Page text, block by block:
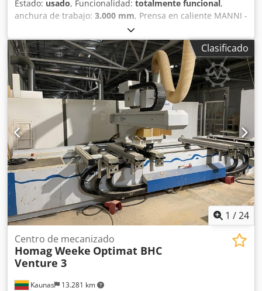
de canto: – Para PVC: 135 mm² – Para chapa: 100 mm² –
Diámetro máximo de rollo: 830 mm – Material de canto en
tiras: 0,4 – 8 mm – Sección máxima de canto: – Para tiras:
360 mm² – Avance: 8 – 14 m/min – Avance máximo con
fresadora de perfil: 11 m/min – Altura de trabajo: 950 mm
– Conexión neumática: mínimo 6 bar – Longitud total: 5.573
mm Descripción completa: véase pdf
Estado: usado, Funcionalidad: totalmente funcional,
anchura de trabajo: 3.000 mm, Prensa en caliente MANNI -
Dimensiones de la mesa: 3000x1300 mm - 6 cilindros -
Completa con caldera de agua caliente para residuos de
madera Credpfjx Rqtiox Ah Esf
Clasificado
1 /24
Kaunas 13.281 km
Centro de mecanizado
Homag Weeke Optimat BHC
Venture 3